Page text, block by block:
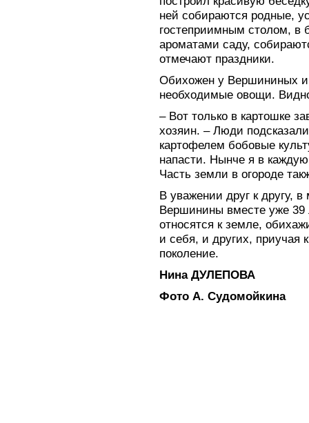
ней собираются родные,
гостеприимным столом, в
ароматами саду,
отмечают праздники.
Обихожен у Вершининых
необходимые овощи.
– Вот только в картошке
хозяин. – Люди
картофелем бобовые
напасти. Нынче я в
Часть земли в огороде
В уважении друг к другу,
Вершинины вместе уже
относятся к земле,
и себя, и других, приучая
поколение.
Нина ДУЛЕПОВА
Фото А. Судомойкина